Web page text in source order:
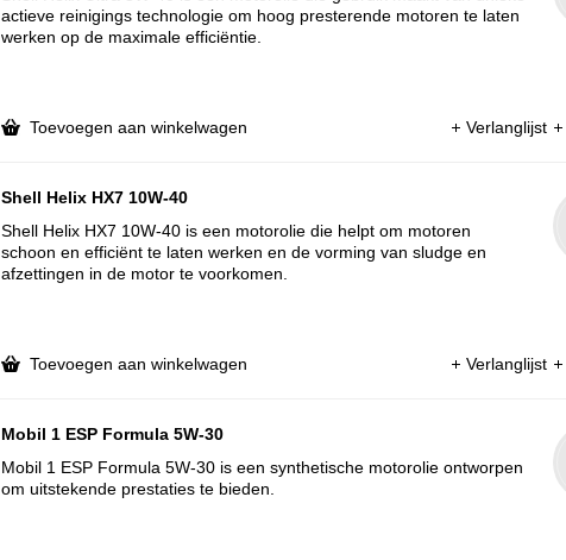
actieve reinigings technologie om hoog presterende motoren te laten
werken op de maximale efficiëntie.
Toevoegen aan winkelwagen Verlanglijst
Shell Helix HX7 10W-40
Shell Helix HX7 10W-40 is een motorolie die helpt om motoren
schoon en efficiënt te laten werken en de vorming van sludge en
afzettingen in de motor te voorkomen.
Toevoegen aan winkelwagen Verlanglijst
Mobil 1 ESP Formula 5W-30
Mobil 1 ESP Formula 5W-30 is een synthetische motorolie ontworpen
om uitstekende prestaties te bieden.